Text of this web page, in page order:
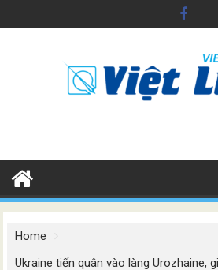
to
Home
Ukraine tiến quân vào làng Urozhaine,